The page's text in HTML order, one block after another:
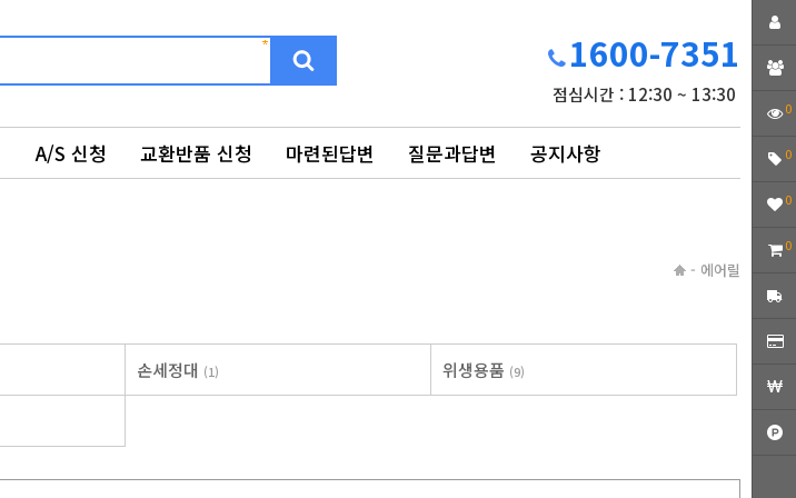
1600-7351
점심시간 : 12:30 ~ 13:30
A/S 신청 교환반품 신청 마련된답변 질문과답변 공지사항
- 에어릴
손세정대 (1) 위생용품 (9)
0
0
0
0